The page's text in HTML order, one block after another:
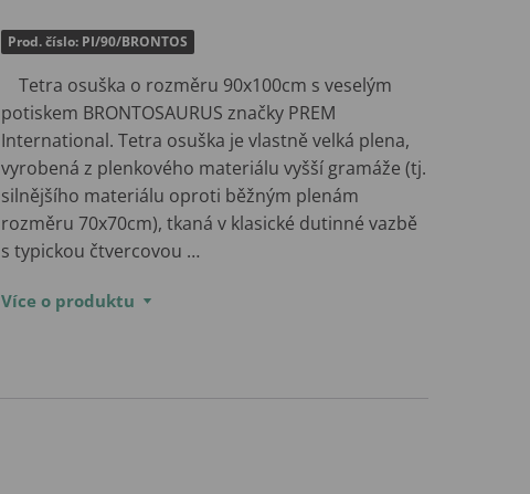
Prod. číslo: PI/90/BRONTOS
Tetra osuška o rozměru 90x100cm s veselým
potiskem BRONTOSAURUS značky PREM
International. Tetra osuška je vlastně velká plena,
vyrobená z plenkového materiálu vyšší gramáže (tj.
silnějšího materiálu oproti běžným plenám
rozměru 70x70cm), tkaná v klasické dutinné vazbě
s typickou čtvercovou …
Více o produktu